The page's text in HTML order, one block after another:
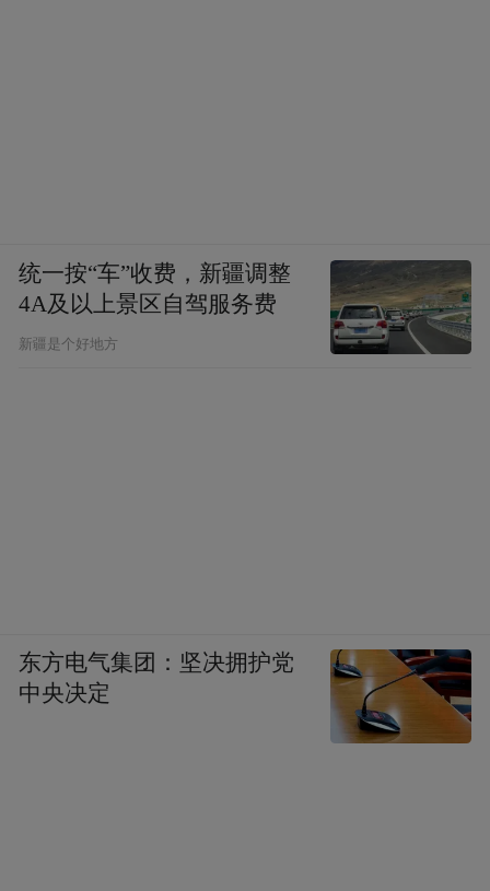
统一按“车”收费，新疆调整
4A及以上景区自驾服务费
新疆是个好地方
东方电气集团：坚决拥护党
中央决定